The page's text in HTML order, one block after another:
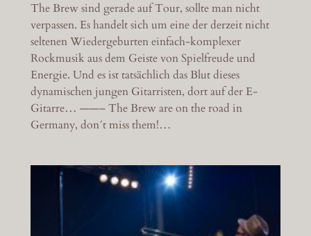
The Brew sind gerade auf Tour, sollte man nicht
verpassen. Es handelt sich um eine der derzeit nicht
seltenen Wiedergeburten einfach-komplexer
Rockmusik aus dem Geiste von Spielfreude und
Energie. Und es ist tatsächlich das Blut dieses
dynamischen jungen Gitarristen, dort auf der E-
Gitarre… ——– The Brew are on the road in
Germany, don´t miss them!…